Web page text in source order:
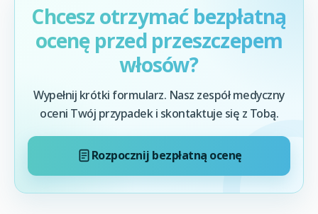
Chcesz otrzymać bezpłatną
ocenę przed przeszczepem
włosów?
Wypełnij krótki formularz. Nasz zespół medyczny
oceni Twój przypadek i skontaktuje się z Tobą.
Rozpocznij bezpłatną ocenę